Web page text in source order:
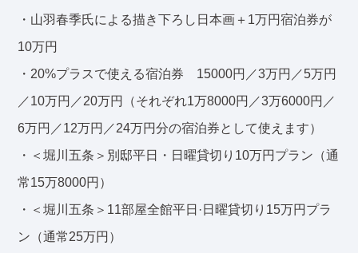
・山羽春季氏による描き下ろし日本画＋1万円宿泊券が
10万円
・20%プラスで使える宿泊券 15000円／3万円／5万円
／10万円／20万円（それぞれ1万8000円／3万6000円／
6万円／12万円／24万円分の宿泊券として使えます）
・＜堀川五条＞別邸平日・日曜貸切り10万円プラン（通
常15万8000円）
・＜堀川五条＞11部屋全館平日·日曜貸切り15万円プラ
ン（通常25万円）